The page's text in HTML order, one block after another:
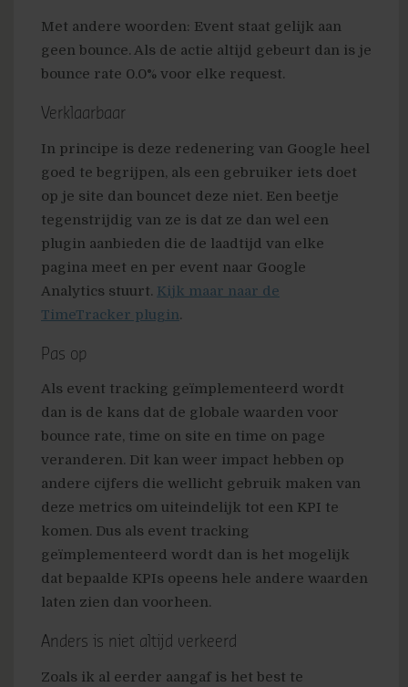
Met andere woorden: Event staat gelijk aan
geen bounce. Als de actie altijd gebeurt dan is je
bounce rate 0.0% voor elke request.
Verklaarbaar
In principe is deze redenering van Google heel
goed te begrijpen, als een gebruiker iets doet
op je site dan bouncet deze niet. Een beetje
tegenstrijdig van ze is dat ze dan wel een
plugin aanbieden die de laadtijd van elke
pagina meet en per event naar Google
Analytics stuurt. Kijk maar naar de
TimeTracker plugin.
Pas op
Als event tracking geïmplementeerd wordt
dan is de kans dat de globale waarden voor
bounce rate, time on site en time on page
veranderen. Dit kan weer impact hebben op
andere cijfers die wellicht gebruik maken van
deze metrics om uiteindelijk tot een KPI te
komen. Dus als event tracking
geïmplementeerd wordt dan is het mogelijk
dat bepaalde KPIs opeens hele andere waarden
laten zien dan voorheen.
Anders is niet altijd verkeerd
Zoals ik al eerder aangaf is het best te